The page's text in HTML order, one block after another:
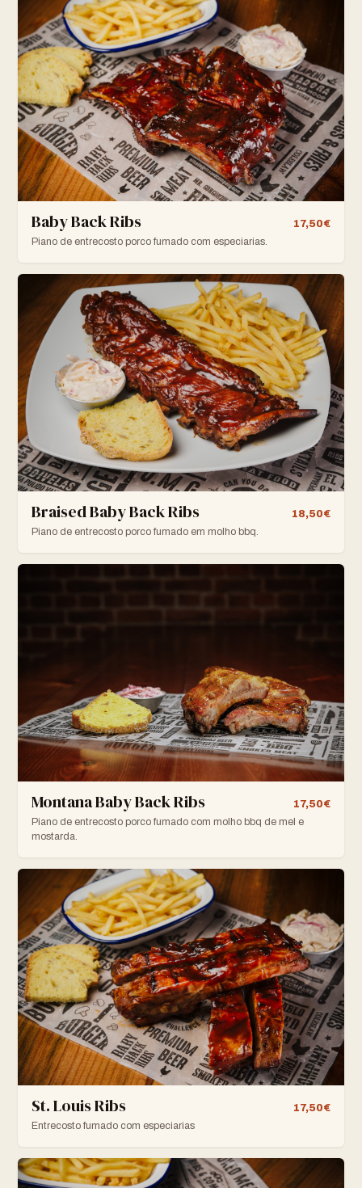
Baby Back Ribs
17,50€
Piano de entrecosto porco fumado com especiarias.
Braised Baby Back Ribs
18,50€
Piano de entrecosto porco fumado em molho bbq.
Montana Baby Back Ribs
17,50€
Piano de entrecosto porco fumado com molho bbq de mel e
mostarda.
St. Louis Ribs
17,50€
Entrecosto fumado com especiarias